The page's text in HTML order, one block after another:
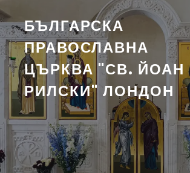
БЪЛГАРСКА
ПРАВОСЛАВНА
ЦЪРКВА "СВ. ЙОАН
РИЛСКИ" ЛОНДОН